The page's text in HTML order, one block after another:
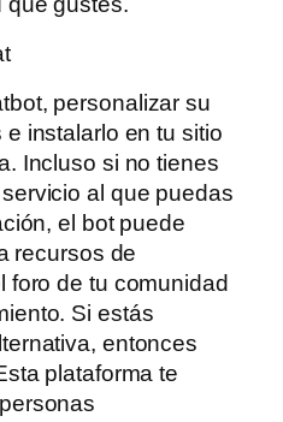
personalizar su
instalarlo en tu sitio
Incluso si no tienes
al que puedas
el bot puede
recursos de
foro de tu comunidad
Si estás
entonces
plataforma te